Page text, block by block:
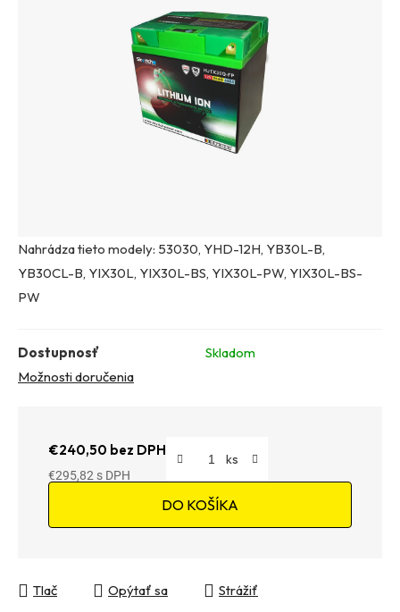
Nahrádza tieto modely: 53030, YHD-12H, YB30L-B,
YB30CL-B, YIX30L, YIX30L-BS, YIX30L-PW, YIX30L-BS-
PW
Dostupnosť
Skladom
Možnosti doručenia
€240,50 bez DPH
€295,82
DO KOŠÍKA
Tlač Opýtať sa Strážiť